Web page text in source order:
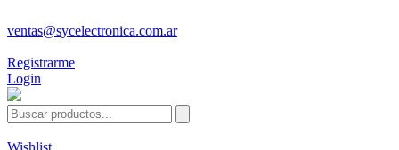
ventas@sycelectronica.com.ar
Registrarme
Login
Wishlist